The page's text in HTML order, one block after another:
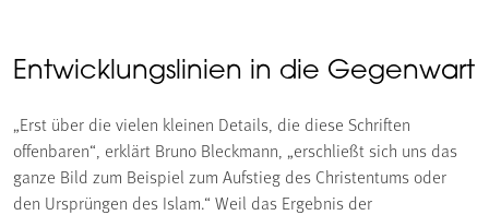
Entwicklungslinien in die Gegenwart
„Erst über die vielen kleinen Details, die diese Schriften
offenbaren“, erklärt Bruno Bleckmann, „erschließt sich uns das
ganze Bild zum Beispiel zum Aufstieg des Christentums oder
den Ursprüngen des Islam.“ Weil das Ergebnis der